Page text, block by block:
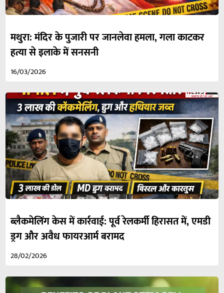
मथुरा: मंदिर के पुजारी पर जानलेवा हमला, गला काटकर
हत्या से इलाके में सनसनी
16/03/2026
ब्लैकमेलिंग केस में कार्रवाई: पूर्व रेलकर्मी हिरासत में, एमडी
ड्रग और अवैध फायरआर्म बरामद
28/02/2026